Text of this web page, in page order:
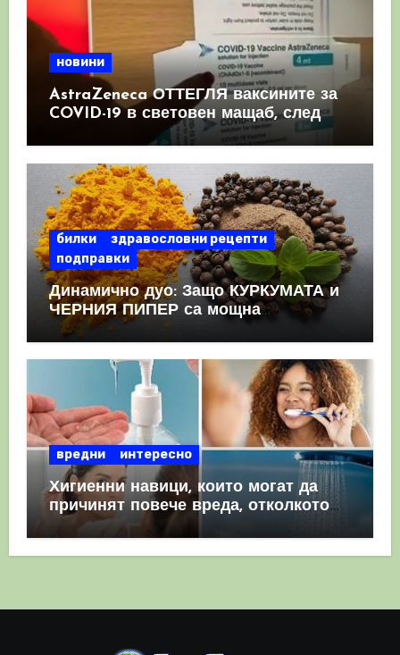
новини
AstraZeneca ОТТЕГЛЯ ваксините за
COVID-19 в световен мащаб, след
като призна, че те причиняват
билки
здравословни рецепти
подправки
Динамично дуо: Защо КУРКУМАТА и
ЧЕРНИЯ ПИПЕР са мощна
комбинация
вредни интересно
Хигиенни навици, които могат да
причинят повече вреда, отколкото
полза